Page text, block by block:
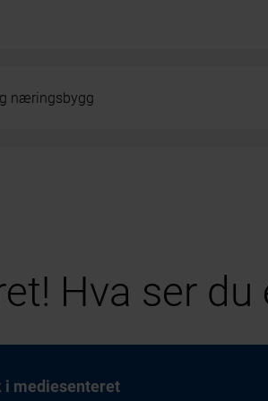
næringsbygg
Hva ser du
i mediesenteret